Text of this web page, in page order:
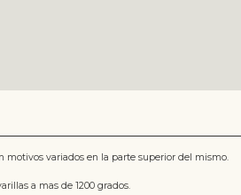
variados en la parte superior del mismo.
a mas de 1200 grados.